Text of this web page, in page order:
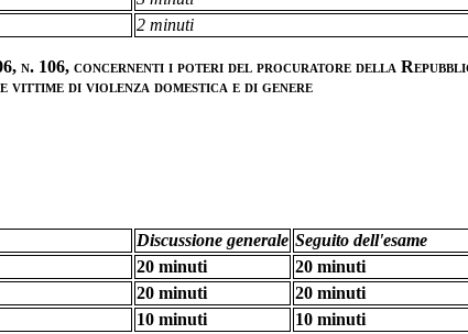
2 minuti
n. 106, concernenti i poteri del procuratore della
vittime di violenza domestica e di genere
Discussione generale Seguito dell'esame
20 minuti
20 minuti
20 minuti
20 minuti
10 minuti
10 minuti